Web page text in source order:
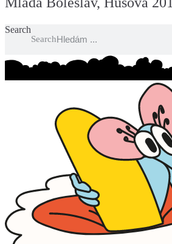
Search
Search